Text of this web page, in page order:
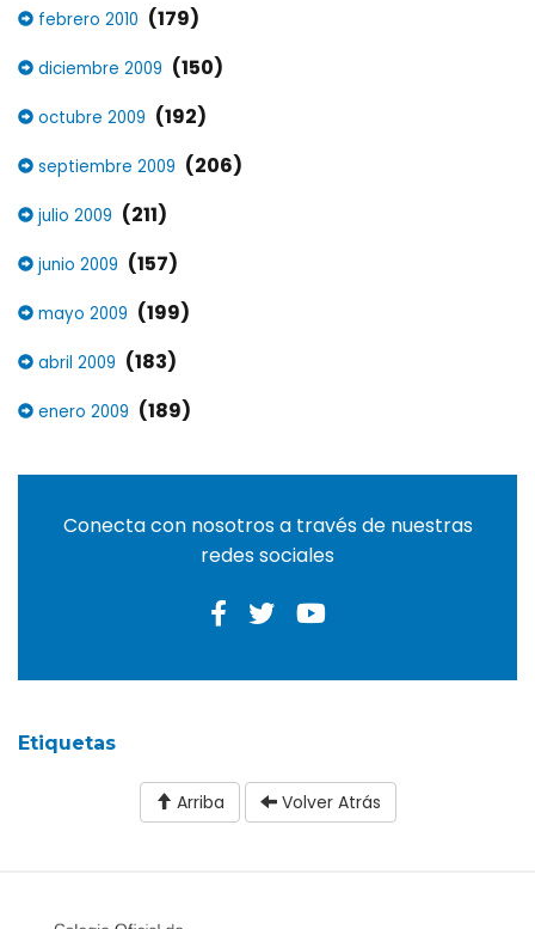
febrero 2010 (179)
diciembre 2009 (150)
octubre 2009 (192)
septiembre 2009 (206)
julio 2009 (211)
junio 2009 (157)
mayo 2009 (199)
abril 2009 (183)
enero 2009 (189)
Conecta con nosotros a través de nuestras
redes sociales
Etiquetas
Arriba Volver Atrás